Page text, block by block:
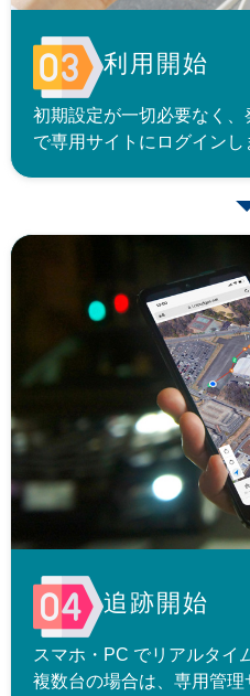
利用開始
初期設定が一切必要なく
で専用サイトにログインし
追跡開始
スマホ・PC でリアルタイ
複数台の場合は、専用管